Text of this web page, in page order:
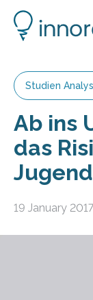
Studien
Ab ins
das
19 January 2017